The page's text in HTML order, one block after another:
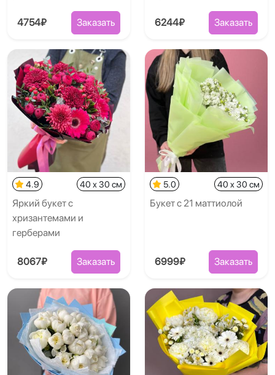
4754₽ Заказать 6244₽ Заказать
4.9 40 x 30 см
Яркий букет с
хризантемами и
герберами
8067₽ Заказать
5.0 40 x 30 см
Букет с 21 маттиолой
6999₽ Заказать